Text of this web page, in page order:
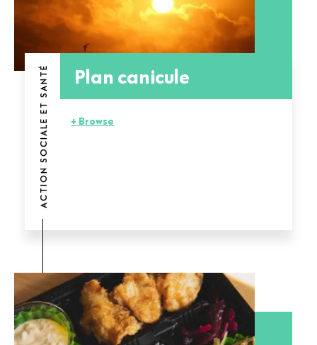
ACTION SOCIALE ET SANTÉ Plan canicule
+ Browse